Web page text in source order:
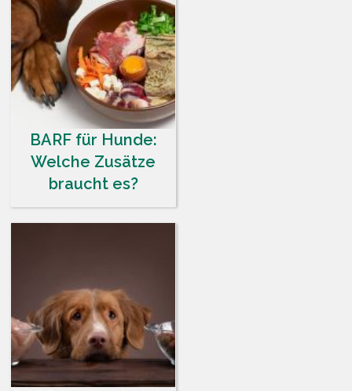
BARF für Hunde:
Welche Zusätze
braucht es?